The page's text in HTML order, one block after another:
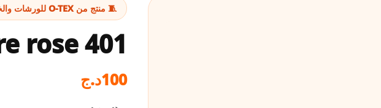
🧵 منتج من O-TEX للورشات والخياطة
rose 401
100د.ج